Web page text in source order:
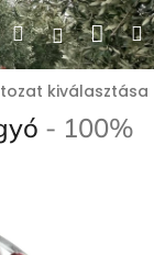
Keresés
kiválasztása
- 100%